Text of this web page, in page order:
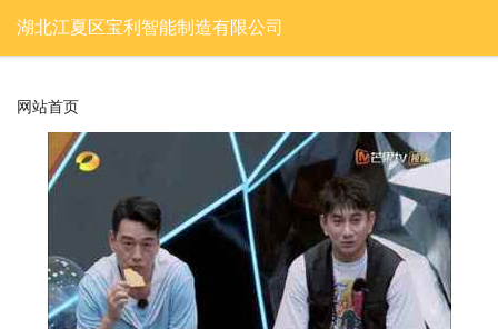
湖北江夏区宝利智能制造有限公司
网站首页